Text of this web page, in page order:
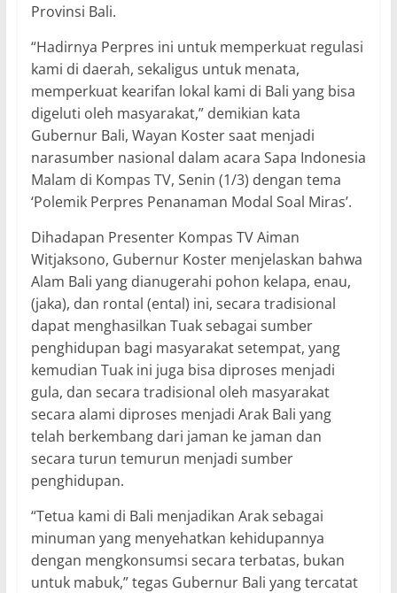
Provinsi Bali.
“Hadirnya Perpres ini untuk memperkuat regulasi
kami di daerah, sekaligus untuk menata,
memperkuat kearifan lokal kami di Bali yang bisa
digeluti oleh masyarakat,” demikian kata
Gubernur Bali, Wayan Koster saat menjadi
narasumber nasional dalam acara Sapa Indonesia
Malam di Kompas TV, Senin (1/3) dengan tema
‘Polemik Perpres Penanaman Modal Soal Miras’.
Dihadapan Presenter Kompas TV Aiman
Witjaksono, Gubernur Koster menjelaskan bahwa
Alam Bali yang dianugerahi pohon kelapa, enau,
(jaka), dan rontal (ental) ini, secara tradisional
dapat menghasilkan Tuak sebagai sumber
penghidupan bagi masyarakat setempat, yang
kemudian Tuak ini juga bisa diproses menjadi
gula, dan secara tradisional oleh masyarakat
secara alami diproses menjadi Arak Bali yang
telah berkembang dari jaman ke jaman dan
secara turun temurun menjadi sumber
penghidupan.
“Tetua kami di Bali menjadikan Arak sebagai
minuman yang menyehatkan kehidupannya
dengan mengkonsumsi secara terbatas, bukan
untuk mabuk,” tegas Gubernur Bali yang tercatat